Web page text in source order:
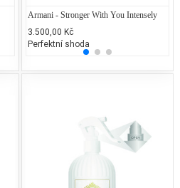
Armani - Stronger With You Intensely
3.500,00 Kč
Perfektní shoda